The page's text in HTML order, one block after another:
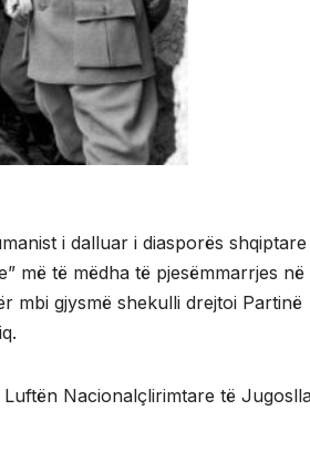
i dalluar i diasporës
më të mëdha të pjesëmmarrjes në
mbi gjysmë shekulli drejtoi Partinë
Nacionalçlirimtare të